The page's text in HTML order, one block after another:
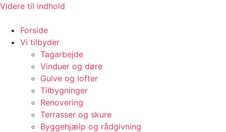
Videre til indhold
Forside
Vi tilbyder
Tagarbejde
Vinduer og døre
Gulve og lofter
Tilbygninger
Renovering
Terrasser og skure
Byggehjælp og rådgivning